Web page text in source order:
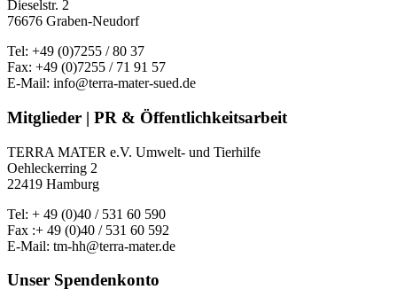
Dieselstr. 2
76676 Graben-Neudorf
Tel: +49 (0)7255 / 80 37
Fax: +49 (0)7255 / 71 91 57
E-Mail: info@terra-mater-sued.de
Mitglieder | PR & Öffentlichkeitsarbeit
TERRA MATER e.V. Umwelt- und Tierhilfe
Oehleckerring 2
22419 Hamburg
Tel: + 49 (0)40 / 531 60 590
Fax :+ 49 (0)40 / 531 60 592
E-Mail: tm-hh@terra-mater.de
Unser Spendenkonto